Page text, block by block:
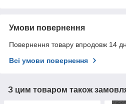
Умови повернення
Повернення товару впродовж 14
Всі умови повернення
З цим товаром також